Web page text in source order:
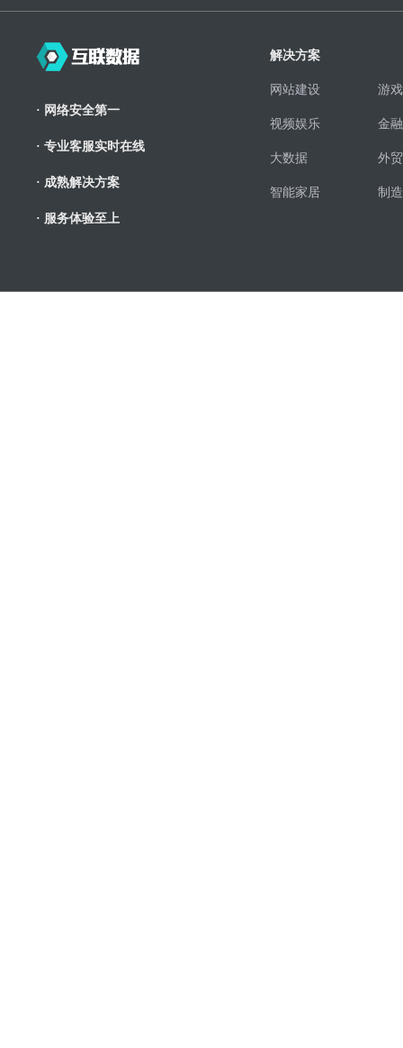
· 网络安全第一
· 专业客服实时在线
· 成熟解决方案
· 服务体验至上
解决方案
网站建设 游
视频娱乐 金
大数据 外
智能家居 制